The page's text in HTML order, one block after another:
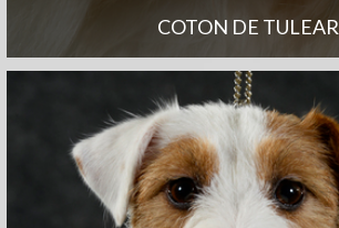
COTON DE TULEAR